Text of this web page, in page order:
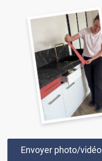
Envoyer photo/vidéo